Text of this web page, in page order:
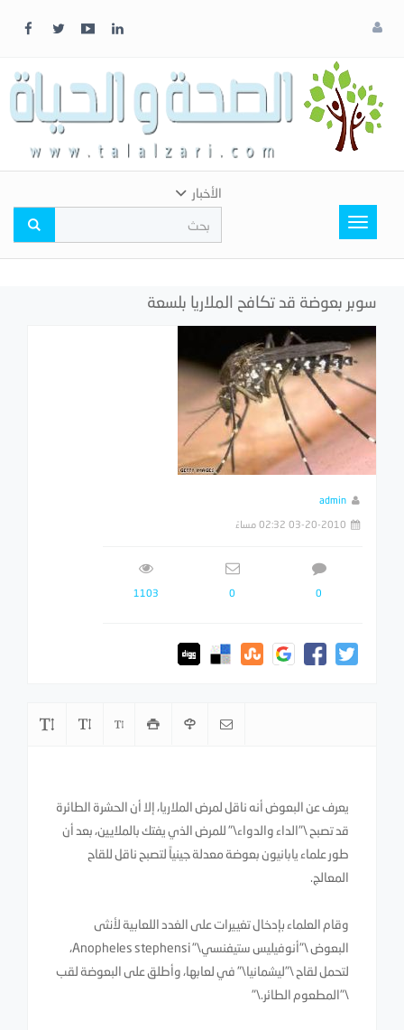
لونك
المفضل
Toggle
navigation
الأخبار
سوبر بعوضة قد تكافح الملاريا بلسعة
admin
03-20-2010 02:32 مساءً
0
0
1103
يعرف عن البعوض أنه ناقل لمرض الملاريا، إلا أن الحشرة الطائرة
قد تصبح \"الداء والدواء\" للمرض الذي يفتك بالملايين، بعد أن
طور علماء يابانيون بعوضة معدلة جينياً لتصبح ناقل للقاح
المعالج.
وقام العلماء بإدخال تغييرات على الغدد اللعابية لأنثى
البعوض \"أنوفيليس ستيفنسي\" Anopheles stephensi،
لتحمل لقاح \"ليشمانيا\" في لعابها، وأطلق على البعوضة لقب
\"المطعوم الطائر.\"